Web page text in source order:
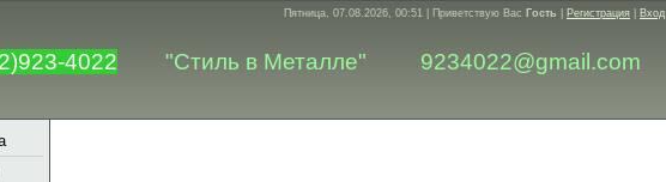
Пятница, 07.08.2026, 00:51 | Приветствую Вас Гость Регистрация Вход
9234022@gmail.com
"Стиль в Металле"
4022